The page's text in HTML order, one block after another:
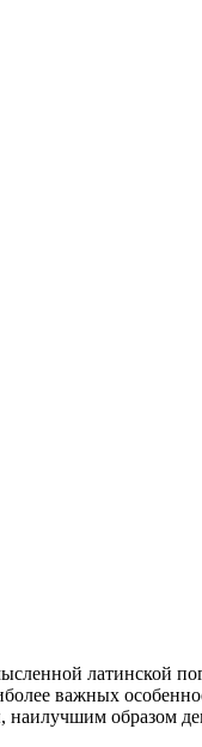
латинской
важных
образом